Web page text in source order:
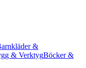
&
& VerktygBöcker &